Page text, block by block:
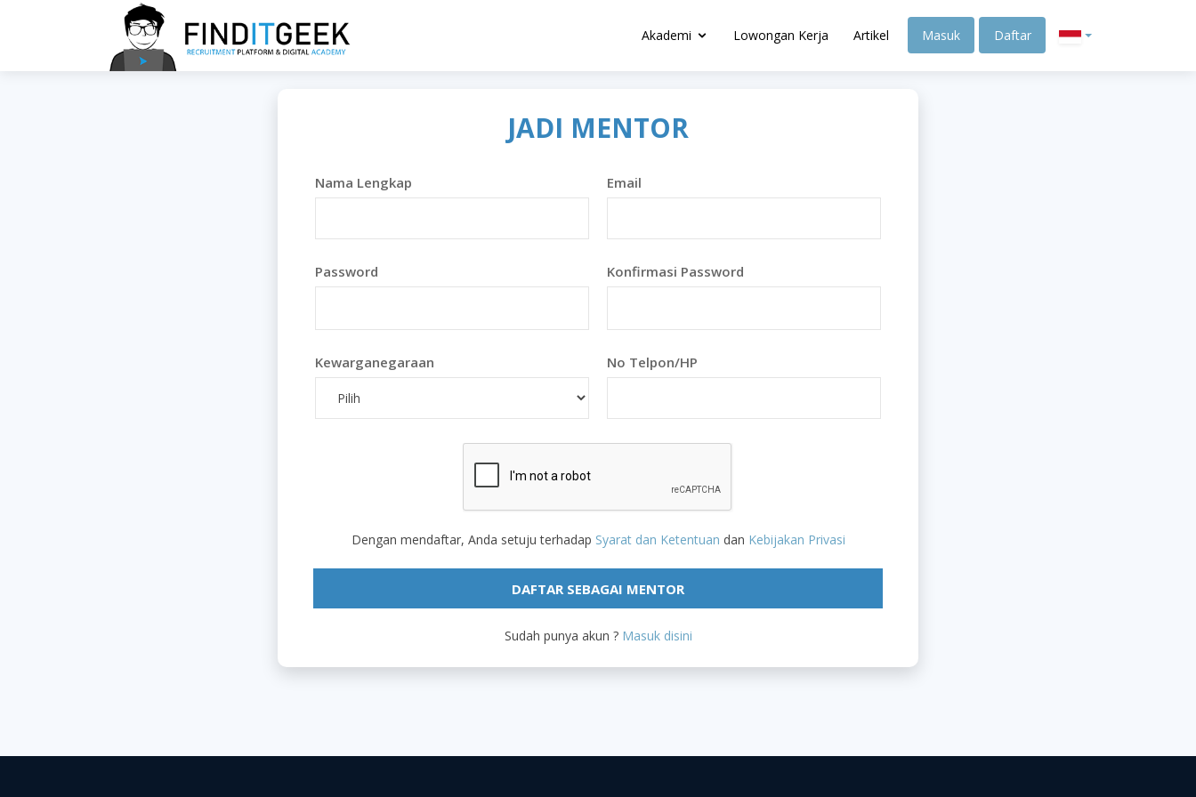
Akademi Lowongan Kerja Artikel Masuk Daftar
JADI MENTOR
Nama Lengkap Email
Password Konfirmasi Password
Kewarganegaraan No Telpon/HP
Dengan mendaftar, Anda setuju terhadap Syarat dan Ketentuan dan Kebijakan Privasi
Sudah punya akun ? Masuk disini